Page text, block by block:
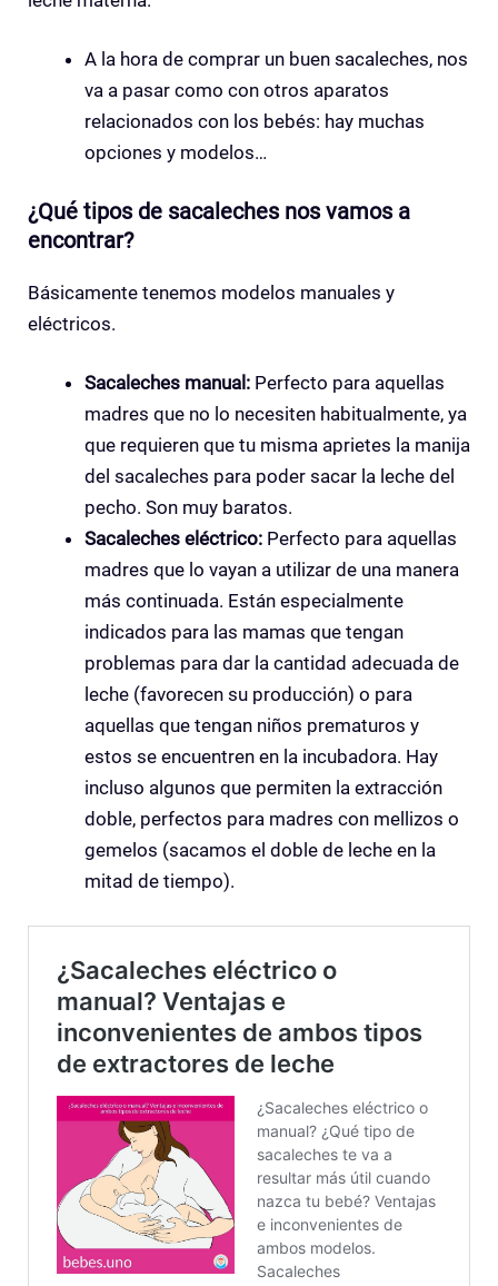
A la hora de comprar un buen sacaleches, nos
va a pasar como con otros aparatos
relacionados con los bebés: hay muchas
opciones y modelos…
¿Qué tipos de sacaleches nos vamos a
encontrar?
Básicamente tenemos modelos manuales y
eléctricos.
Sacaleches manual: Perfecto para aquellas
madres que no lo necesiten habitualmente, ya
que requieren que tu misma aprietes la manija
del sacaleches para poder sacar la leche del
pecho. Son muy baratos.
Sacaleches eléctrico: Perfecto para aquellas
madres que lo vayan a utilizar de una manera
más continuada. Están especialmente
indicados para las mamas que tengan
problemas para dar la cantidad adecuada de
leche (favorecen su producción) o para
aquellas que tengan niños prematuros y
estos se encuentren en la incubadora. Hay
incluso algunos que permiten la extracción
doble, perfectos para madres con mellizos o
gemelos (sacamos el doble de leche en la
mitad de tiempo).